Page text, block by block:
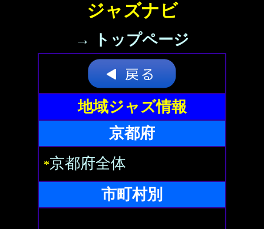
ジャズナビ
→ トップページ
地域ジャズ情報
京都府
*京都府全体
市町村別